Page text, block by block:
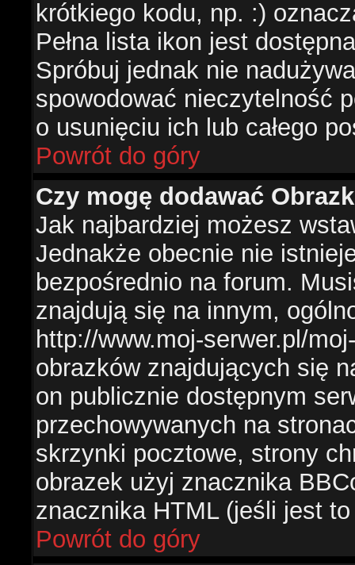
krótkiego kodu, np. :)
Pełna lista ikon jest
Spróbuj jednak nie
spowodować nieczytelność
o usunięciu ich lub całego
Powrót do góry
Czy mogę dodawać
Jak najbardziej możesz
Jednakże obecnie nie
bezpośrednio na forum.
znajdują się na innym,
http://www.moj-serwer.pl/
obrazków znajdujących się
on publicznie dostępnym
przechowywanych na
skrzynki pocztowe, strony
obrazek użyj znacznika
znacznika HTML (jeśli jest
Powrót do góry